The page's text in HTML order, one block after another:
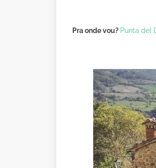
Pra onde vou? Punta del